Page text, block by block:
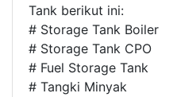
Tank berikut ini:
# Storage Tank Boiler
# Storage Tank CPO
# Fuel Storage Tank
# Tangki Minyak